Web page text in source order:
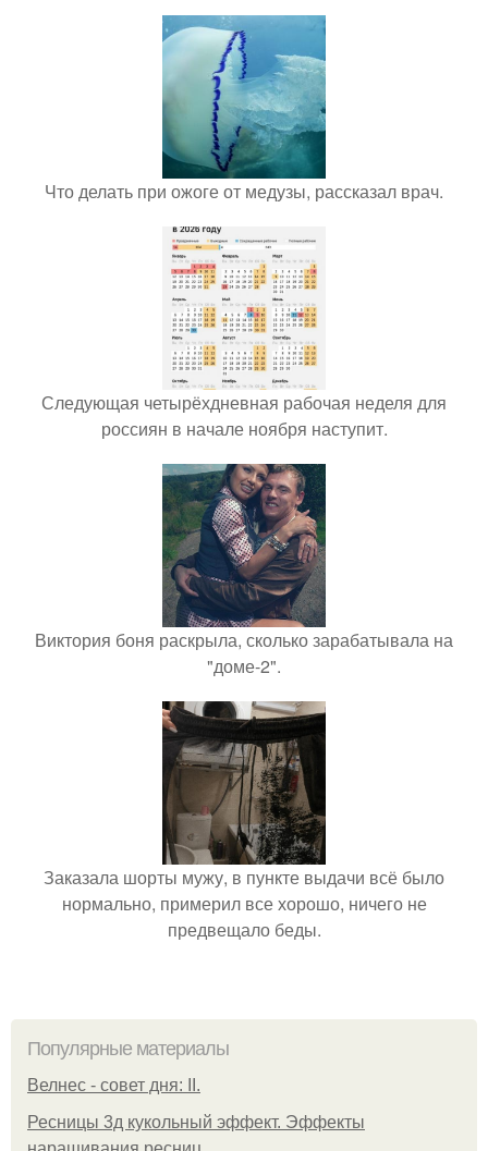
Что делать при ожоге от медузы, рассказал врач.
Следующая четырёхдневная рабочая неделя для
россиян в начале ноября наступит.
Виктория боня раскрыла, сколько зарабатывала на
"доме-2".
Заказала шорты мужу, в пункте выдачи всё было
нормально, примерил все хорошо, ничего не
предвещало беды.
Популярные материалы
Велнес - совет дня: II.
Ресницы 3д кукольный эффект. Эффекты